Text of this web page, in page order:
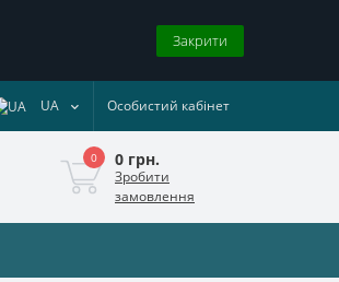
Закрити
UA Особистий кабінет
0 0 грн.
Зробити
замовлення